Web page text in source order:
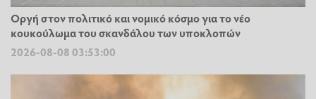
Οργή στον πολιτικό και νομικό κόσμο για το νέο
κουκούλωμα του σκανδάλου των υποκλοπών
2026-08-08 03:53:00